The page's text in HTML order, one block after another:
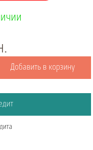
Добавить в корзину